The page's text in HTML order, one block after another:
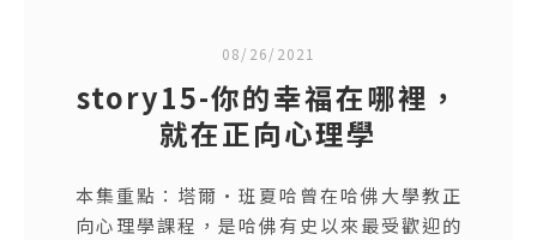
08/26/2021
story15-你的幸福在哪裡，
就在正向心理學
本集重點：塔爾·班夏哈曾在哈佛大學教正
向心理學課程，是哈佛有史以來最受歡迎的